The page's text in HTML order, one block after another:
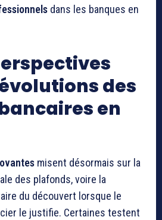
dans les banques en
des
en
misent désormais sur la
des plafonds, voire la
du découvert lorsque le
le justifie. Certaines testent